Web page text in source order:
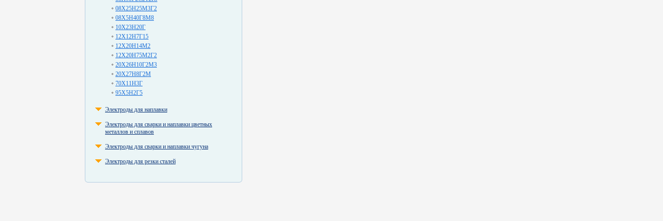
08Х25Н25М3Г2
08Х5Н40Г8М8
10Х23Н20Г
12Х12Н7Г15
12Х20Н14М2
12Х20Н75М2Г2
20Х26Н10Г2М3
20Х27Н8Г2М
70Х11Н3Г
95Х5Н2Г5
Электроды для наплавки
Электроды для сварки и наплавки цветных
металлов и сплавов
Электроды для сварки и наплавки чугуна
Электроды для резки сталей